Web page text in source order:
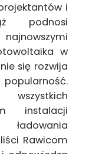
i
podnosi
w
się rozwija
instalacji
Rawicom